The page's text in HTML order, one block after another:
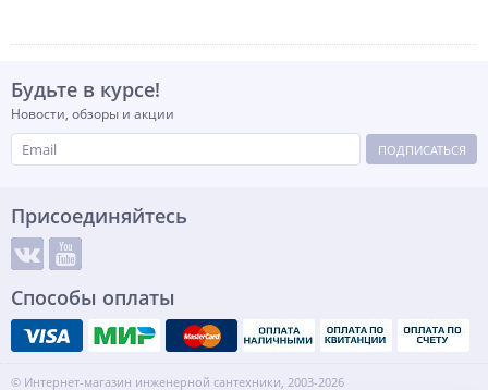
Будьте в курсе!
Новости, обзоры и акции
ПОДПИСАТЬСЯ
Присоединяйтесь
Способы оплаты
© Интернет-магазин инженерной сантехники, 2003-2026